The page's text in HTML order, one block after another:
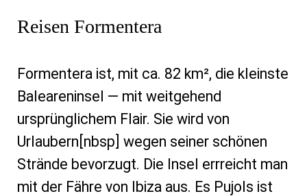
Reisen Formentera
Formentera ist, mit ca. 82 km², die kleinste
Baleareninsel — mit weitgehend
ursprünglichem Flair. Sie wird von
Urlaubern[nbsp] wegen seiner schönen
Strände bevorzugt. Die Insel errreicht man
mit der Fähre von Ibiza aus. Es Pujols ist